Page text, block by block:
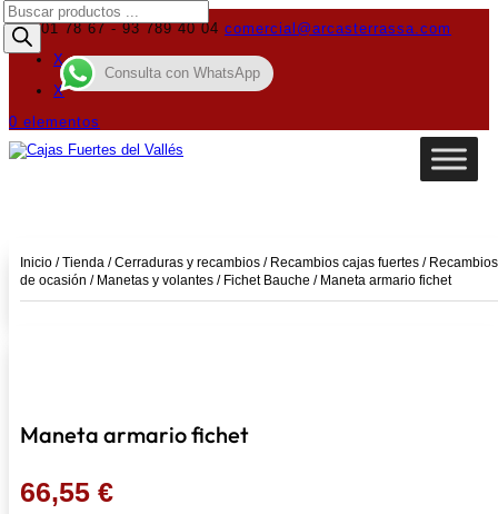
619 01 78 67 - 93 789 40 04 comercial@arcasterrassa.com
X
X
0 elementos
Búsqueda
de
productos
Inicio /Tienda /Cerraduras y recambios / Recambios cajas fuertes / Recambios
de ocasión / Manetas y volantes / Fichet Bauche / Maneta armario fichet
Maneta armario fichet
66,55 €
Consulta con WhatsApp